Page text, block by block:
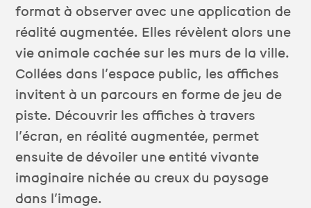
format à observer avec une application de
réalité augmentée. Elles révèlent alors une
vie animale cachée sur les murs de la ville.
Collées dans l’espace public, les affiches
invitent à un parcours en forme de jeu de
piste. Découvrir les affiches à travers
l’écran, en réalité augmentée, permet
ensuite de dévoiler une entité vivante
imaginaire nichée au creux du paysage
dans l’image.